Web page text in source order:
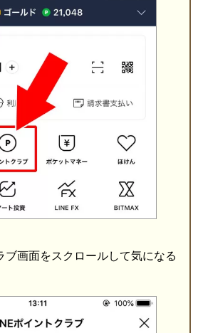
ブ画面をスクロールして気になる